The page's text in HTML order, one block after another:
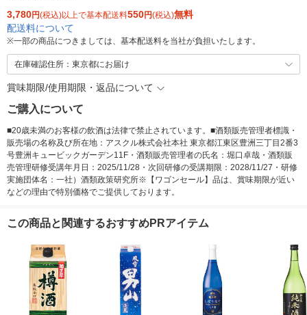
3,780円(税込)以上で基本配送料550円(税込)無料
配送料について
※一部の商品につきましては、基本配送料を当社が負担いたします。
在庫確認住所：東京都にお届け
賞味期限/使用期限・返品について
ご購入について
■20歳未満のお客様の飲酒は法律で禁止されています。■酒類販売管理者標識・
販売場の名称及び所在地：アスクル株式会社本社 東京都江東区豊洲三丁目2番3
号豊洲キュービックガーデン11F・酒類販売管理者の氏名：堀口卓哉・酒類販
売管理研修受講年月日：2025/11/28・次回研修の受講期限：2028/11/27・研修
実施団体名：一社）酒類政策研究所※【ワゴンセール】品は、賞味期限が近い
などの理由で特別価格でご提供しております。
この商品と関連するおすすめPRアイテム